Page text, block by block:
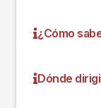
¿Cómo
Dónde